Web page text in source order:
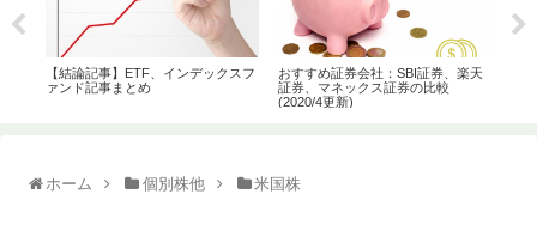
【結論記事】ETF、インデックスフ
ァンド記事まとめ
おすすめ証券会社：SBI証券、楽天
証券、マネックス証券の比較
(2020/4更新)
ホーム 個別株他 米国株